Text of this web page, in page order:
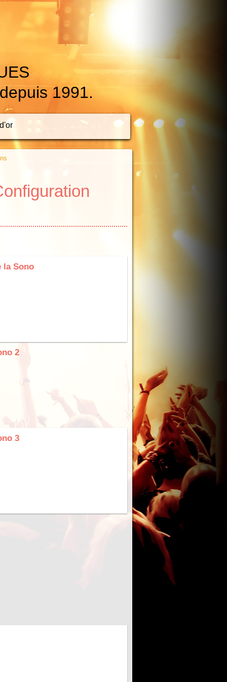
1991.
la Sono
2
3